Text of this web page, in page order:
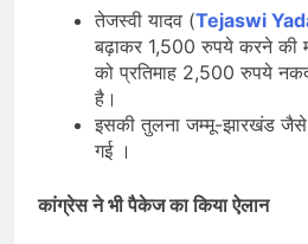
तेजस्वी यादव (Tejaswi
बढ़ाकर 1,500 रुपये करने की
को प्रतिमाह 2,500 रुपये
है।
इसकी तुलना जम्मू-झारखंड जैसे
गई ।
कांग्रेस ने भी पैकेज का किया ऐलान